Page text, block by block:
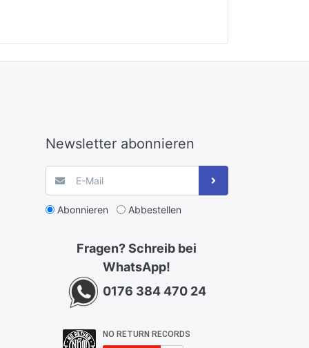
Newsletter abonnieren
Abonnieren Abbestellen
Fragen? Schreib bei
WhatsApp!
0176 384 470 24